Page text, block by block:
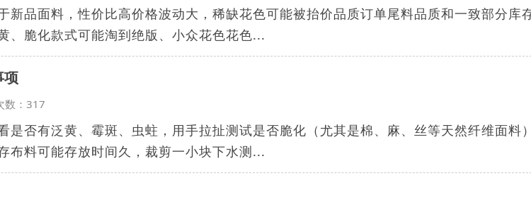
新品面料，性价比高价格波动大，稀缺花色可能被抬价品质订单尾料品质和一致部分库
、脆化款式可能淘到绝版、小众花色花色...
项
数：317
是否有泛黄、霉斑、虫蛀，用手拉扯测试是否脆化（尤其是棉、麻、丝等天然纤维面料
布料可能存放时间久，裁剪一小块下水测...